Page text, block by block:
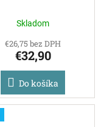
Skladom
€26,75 bez DPH
€32,90
Do košíka